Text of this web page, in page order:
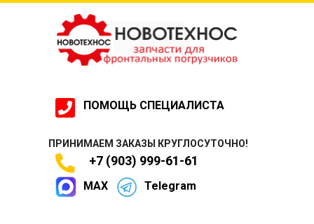
ПОМОЩЬ СПЕЦИАЛИСТА
ПРИНИМАЕМ ЗАКАЗЫ КРУГЛОСУТОЧНО!
+7 (903) 999-61-61
MAX Telegram